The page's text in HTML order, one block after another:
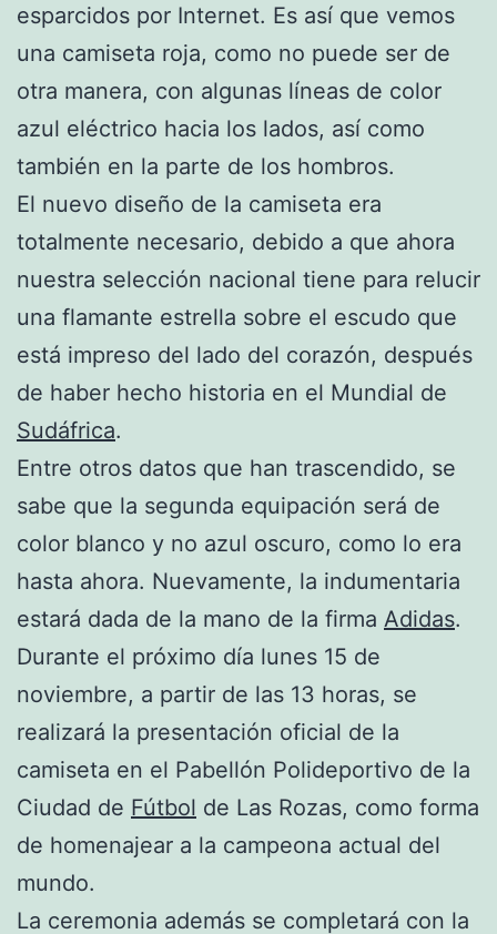
esparcidos por Internet. Es así que vemos
una camiseta roja, como no puede ser de
otra manera, con algunas líneas de color
azul eléctrico hacia los lados, así como
también en la parte de los hombros.
El nuevo diseño de la camiseta era
totalmente necesario, debido a que ahora
nuestra selección nacional tiene para relucir
una flamante estrella sobre el escudo que
está impreso del lado del corazón, después
de haber hecho historia en el Mundial de
Sudáfrica.
Entre otros datos que han trascendido, se
sabe que la segunda equipación será de
color blanco y no azul oscuro, como lo era
hasta ahora. Nuevamente, la indumentaria
estará dada de la mano de la firma Adidas.
Durante el próximo día lunes 15 de
noviembre, a partir de las 13 horas, se
realizará la presentación oficial de la
camiseta en el Pabellón Polideportivo de la
Ciudad de Fútbol de Las Rozas, como forma
de homenajear a la campeona actual del
mundo.
La ceremonia además se completará con la